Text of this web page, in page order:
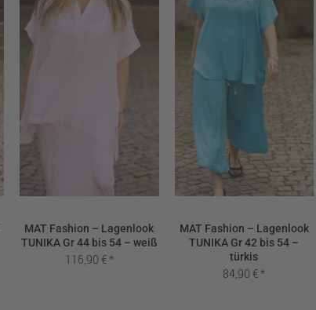
MAT Fashion – Lagenlook
TUNIKA Gr 44 bis 54 – weiß
116,90 €
MAT Fashion – Lagenlook
TUNIKA Gr 42 bis 54 –
türkis
84,90€